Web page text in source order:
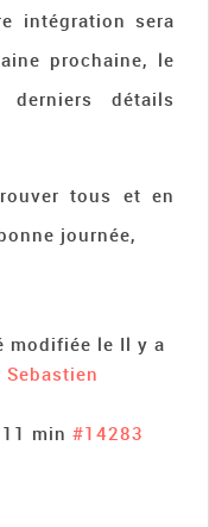
intégration sera
prochaine, le
détails
tous et en
journée,
modifiée le Il y a
Sebastien
min #14283